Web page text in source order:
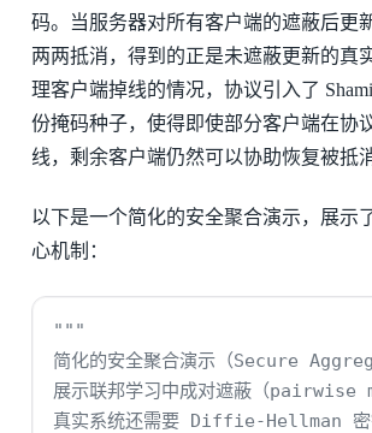
码。当服务器对所有客户端的遮蔽后更
两两抵消，得到的正是未遮蔽更新的真
理客户端掉线的情况，协议引入了
份掩码种子，使得即使部分客户端在协
线，剩余客户端仍然可以协助恢复被抵
以下是一个简化的安全聚合演示，展示
心机制：
"""
简化的安全聚合演示（Secure
展示联邦学习中成对遮蔽（pairwise
真实系统还需要 Diffie-Hellman 密